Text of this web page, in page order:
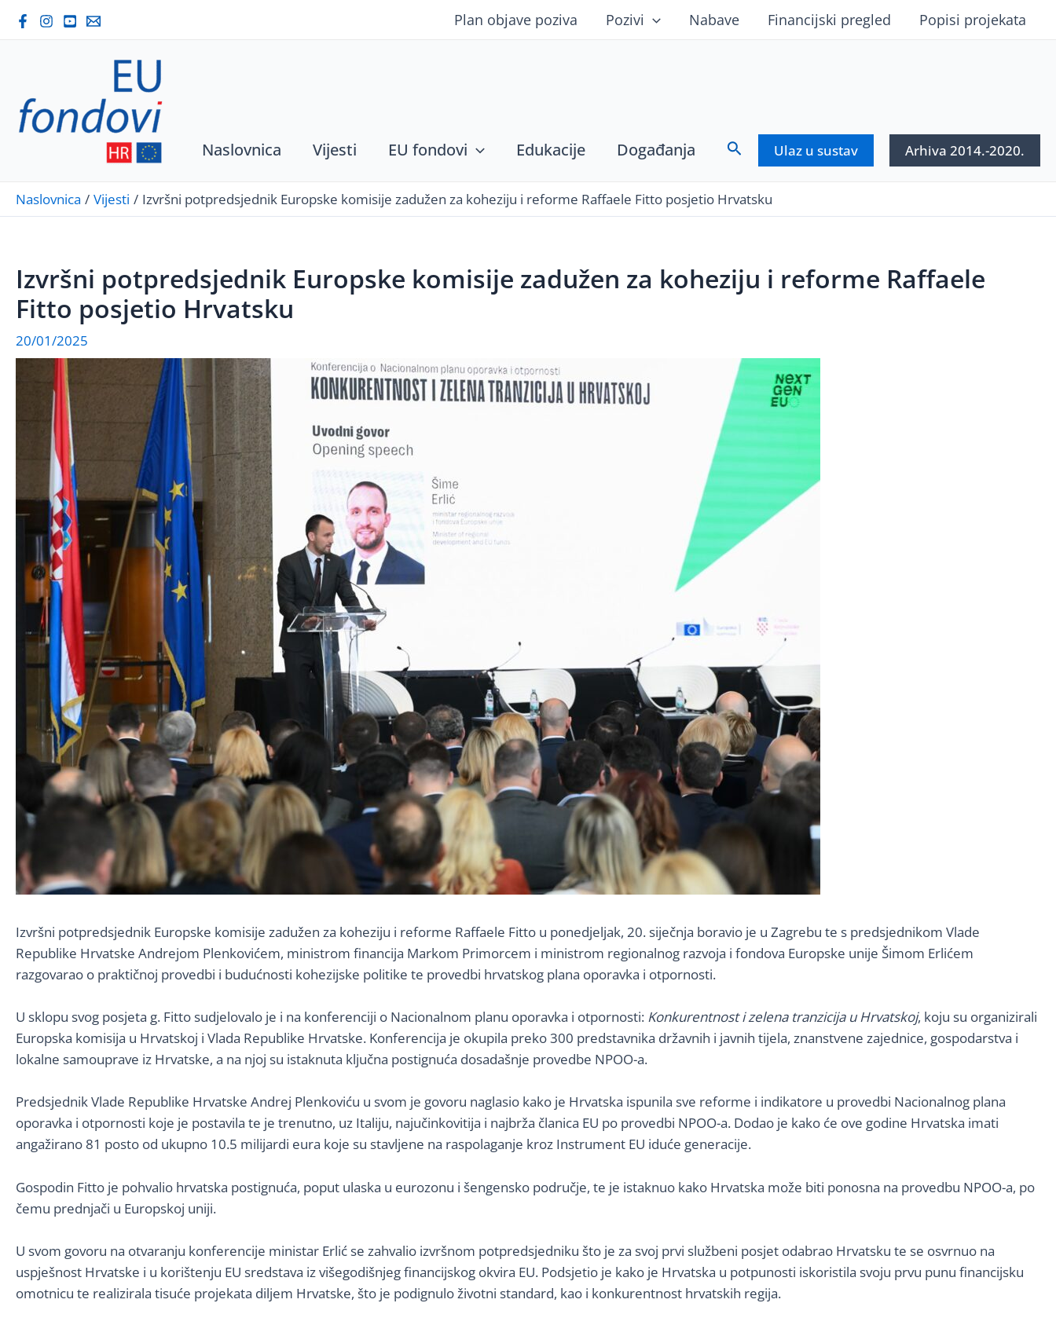
Skip
Plan objave poziva Pozivi Nabave Financijski pregled Popisi projekata
Naslovnica Vijesti EU fondovi Edukacije Događanja SearchUlaz u sustav Arhiva 2014.-2020.
Naslovnica Vijesti Izvršni potpredsjednik Europske komisije zadužen za koheziju i reforme Raffaele Fitto posjetio Hrvatsku
Izvršni potpredsjednik Europske komisije zadužen za koheziju i reforme Raffaele
Fitto posjetio Hrvatsku
20/01/2025
Izvršni potpredsjednik Europske komisije zadužen za koheziju i reforme Raffaele Fitto u ponedjeljak, 20. siječnja boravio je u Zagrebu te s predsjednikom Vlade
Republike Hrvatske Andrejom Plenkovićem, ministrom financija Markom Primorcem i ministrom regionalnog razvoja i fondova Europske unije Šimom Erlićem
razgovarao o praktičnoj provedbi i budućnosti kohezijske politike te provedbi hrvatskog plana oporavka i otpornosti.
U sklopu svog posjeta g. Fitto sudjelovalo je i na konferenciji o Nacionalnom planu oporavka i otpornosti: Konkurentnost i zelena tranzicija u Hrvatskoj, koju su organizirali
Europska komisija u Hrvatskoj i Vlada Republike Hrvatske. Konferencija je okupila preko 300 predstavnika državnih i javnih tijela, znanstvene zajednice, gospodarstva i
lokalne samouprave iz Hrvatske, a na njoj su istaknuta ključna postignuća dosadašnje provedbe NPOO-a.
Predsjednik Vlade Republike Hrvatske Andrej Plenkoviću u svom je govoru naglasio kako je Hrvatska ispunila sve reforme i indikatore u provedbi Nacionalnog plana
oporavka i otpornosti koje je postavila te je trenutno, uz Italiju, najučinkovitija i najbrža članica EU po provedbi NPOO-a. Dodao je kako će ove godine Hrvatska imati
angažirano 81 posto od ukupno 10.5 milijardi eura koje su stavljene na raspolaganje kroz Instrument EU iduće generacije.
Gospodin Fitto je pohvalio hrvatska postignuća, poput ulaska u eurozonu i šengensko područje, te je istaknuo kako Hrvatska može biti ponosna na provedbu NPOO-a, po
čemu prednjači u Europskoj uniji.
U svom govoru na otvaranju konferencije ministar Erlić se zahvalio izvršnom potpredsjedniku što je za svoj prvi službeni posjet odabrao Hrvatsku te se osvrnuo na
uspješnost Hrvatske i u korištenju EU sredstava iz višegodišnjeg financijskog okvira EU. Podsjetio je kako je Hrvatska u potpunosti iskoristila svoju prvu punu financijsku
omotnicu te realizirala tisuće projekata diljem Hrvatske, što je podignulo životni standard, kao i konkurentnost hrvatskih regija.